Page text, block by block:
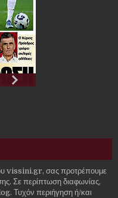
vissini.gr, σας προτρέπουμε
Σε περίπτωση διαφωνίας,
Τυχόν περιήγηση ή/και